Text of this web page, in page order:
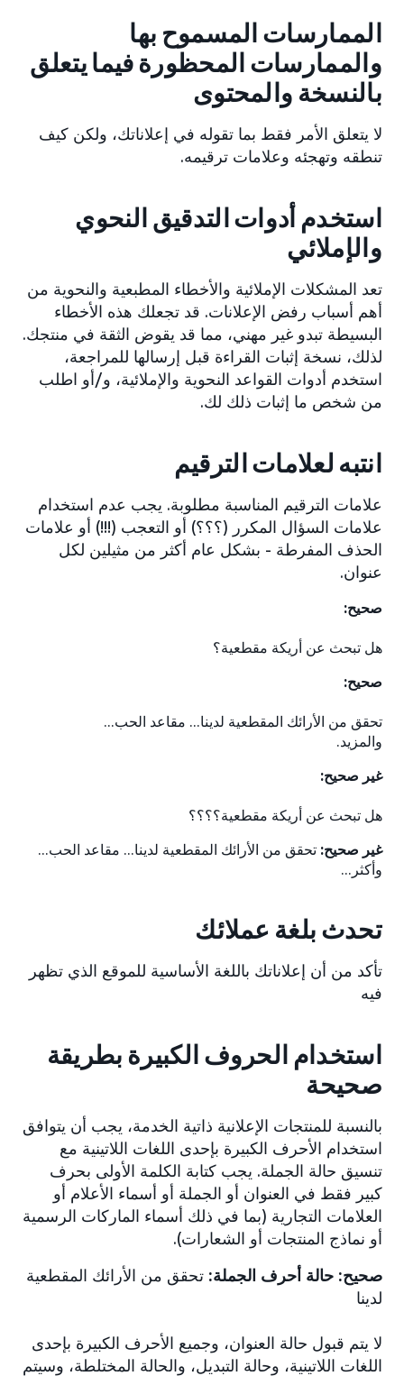
الممارسات المسموح بها
والممارسات المحظورة فيما يتعلق
بالنسخة والمحتوى
لا يتعلق الأمر فقط بما تقوله في إعلاناتك، ولكن كيف
تنطقه وتهجئه وعلامات ترقيمه.
استخدم أدوات التدقيق النحوي
والإملائي
تعد المشكلات الإملائية والأخطاء المطبعية والنحوية من
أهم أسباب رفض الإعلانات. قد تجعلك هذه الأخطاء
البسيطة تبدو غير مهني، مما قد يقوض الثقة في منتجك.
لذلك، نسخة إثبات القراءة قبل إرسالها للمراجعة،
استخدم أدوات القواعد النحوية والإملائية، و/أو اطلب
من شخص ما إثبات ذلك لك.
انتبه لعلامات الترقيم
علامات الترقيم المناسبة مطلوبة. يجب عدم استخدام
علامات السؤال المكرر (؟؟؟) أو التعجب (!!!) أو علامات
الحذف المفرطة - بشكل عام أكثر من مثيلين لكل
عنوان.
صحيح:
هل تبحث عن أريكة مقطعية؟
صحيح:
تحقق من الأرائك المقطعية لدينا... مقاعد الحب...
والمزيد.
غير صحيح:
هل تبحث عن أريكة مقطعية؟؟؟؟
غير صحيح: تحقق من الأرائك المقطعية لدينا... مقاعد الحب...
وأكثر...
تحدث بلغة عملائك
تأكد من أن إعلاناتك باللغة الأساسية للموقع الذي تظهر
فيه
استخدام الحروف الكبيرة بطريقة
صحيحة
بالنسبة للمنتجات الإعلانية ذاتية الخدمة، يجب أن يتوافق
استخدام الأحرف الكبيرة بإحدى اللغات اللاتينية مع
تنسيق حالة الجملة. يجب كتابة الكلمة الأولى بحرف
كبير فقط في العنوان أو الجملة أو أسماء الأعلام أو
العلامات التجارية (بما في ذلك أسماء الماركات الرسمية
أو نماذج المنتجات أو الشعارات).
صحيح: حالة أحرف الجملة: تحقق من الأرائك المقطعية
لدينا
لا يتم قبول حالة العنوان، وجميع الأحرف الكبيرة بإحدى
اللغات اللاتينية، وحالة التبديل، والحالة المختلطة، وسيتم